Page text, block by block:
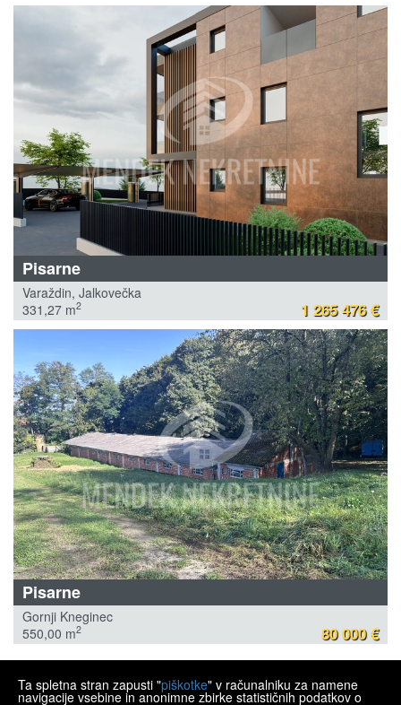
Pisarne
Varaždin, Jalkovečka
331,27 m2 1 265 476 €
Pisarne
Gornji Kneginec
550,00 m2 80 000 €
MENDEK NEKRETNINE
Ta spletna stran zapusti "piškotke" v računalniku za namene
navigacije vsebine in anonimne zbirke statističnih podatkov o